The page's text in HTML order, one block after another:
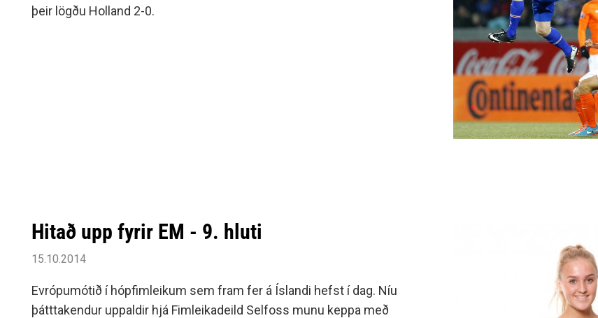
þeir lögðu Holland 2-0.
Hitað upp fyrir EM - 9. hluti
15.10.2014
Evrópumótið í hópfimleikum sem fram fer á Íslandi hefst í dag. Níu
þátttakendur uppaldir hjá Fimleikadeild Selfoss munu keppa með